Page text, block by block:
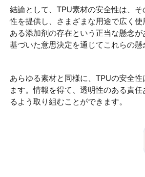
結論として、TPU素材の安全性は、
性を提供し、さまざまな用途で広く
ある添加剤の存在という正当な懸念
基づいた意思決定を通じてこれらの
あらゆる素材と同様に、TPUの安全
ます。情報を得て、透明性のある責
るよう取り組むことができます。